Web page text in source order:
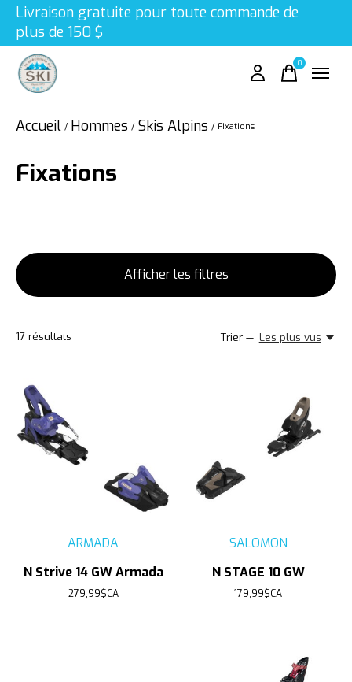
Livraison gratuite pour toute commande de
plus de 150 $
0items
Accueil / Hommes / Skis Alpins / Fixations
Fixations
Afficher les filtres
17 résultats Trier — Les plus vus
ARMADA
N Strive 14 GW Armada
279,99$CA
SALOMON
N STAGE 10 GW
179,99$CA